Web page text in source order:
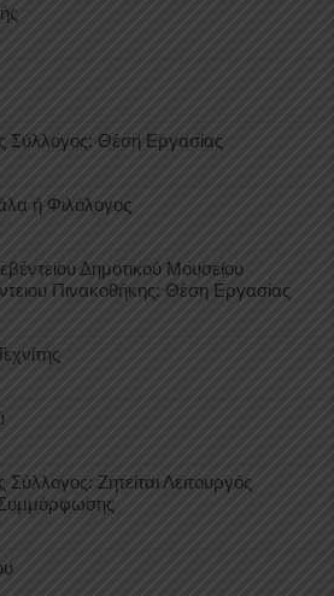
Σύλλογος: Θέση Εργασίας
ή Φιλόλογος
Δημοτικού Μουσείου
Πινακοθήκης: Θέση Εργασίας
Ζητείται Λειτουργός